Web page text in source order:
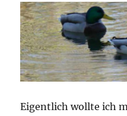
Eigentlich wollte ich